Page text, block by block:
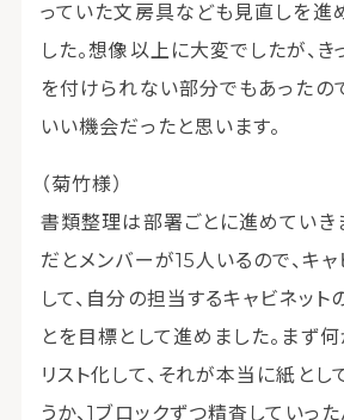
っていた文房具なども見直しを進
した。想像以上に大変でしたが、
を付けられない部分でもあったの
いい機会だったと思います。
（菊竹様）
書類整理は部署ごとに進めていき
だとメンバーが15人いるので、キ
して、自分の担当するキャビネット
とを目標として進めました。まず
リスト化して、それが本当に紙と
うか、1ブロックずつ精査していっ